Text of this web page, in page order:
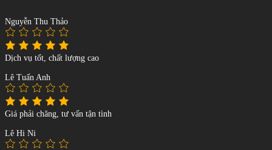
Nguyễn Thu Thảo
Dịch vụ tốt, chất lượng cao
Lê Tuấn Anh
Giá phải chăng, tư vấn tận tình
Lê Hi Ni